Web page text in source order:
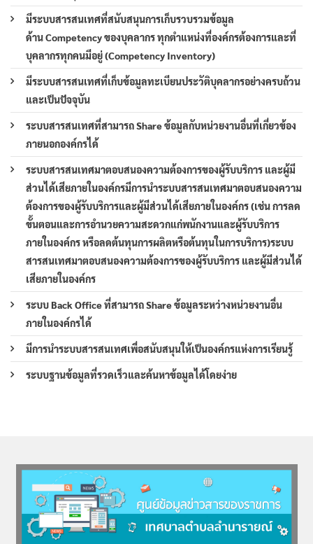
มีระบบสารสนเทศที่สนับสนุนการเก็บรวบรวมข้อมูล
ด้าน Competency ของบุคลากร ทุกตำแหน่งที่องค์กรต้องการและที่
บุคลากรทุกคนมีอยู่ (Competency Inventory)
มีระบบสารสนเทศที่เก็บข้อมูลทะเบียนประวัติบุคลากรอย่างครบถ้วน
และเป็นปัจจุบัน
ระบบสารสนเทศที่สามารถ Share ข้อมูลกับหน่วยงานอื่นที่เกี่ยวข้อง
ภายนอกองค์กรได้
ระบบสารสนเทศมาตอบสนองความต้องการของผู้รับบริการ และผู้มี
ส่วนได้เสียภายในองค์กรมีการนำระบบสารสนเทศมาตอบสนองความ
ต้องการของผู้รับบริการและผู้มีส่วนได้เสียภายในองค์กร (เช่น การลด
ขั้นตอนและการอำนวยความสะดวกแก่พนักงานและผู้รับบริการ
ภายในองค์กร หรือลดต้นทุนการผลิตหรือต้นทุนในการบริการ)ระบบ
สารสนเทศมาตอบสนองความต้องการของผู้รับบริการ และผู้มีส่วนได้
เสียภายในองค์กร
ระบบ Back Office ที่สามารถ Share ข้อมูลระหว่างหน่วยงานอื่น
ภายในองค์กรได้
มีการนำระบบสารสนเทศเพื่อสนับสนุนให้เป็นองค์กรแห่งการเรียนรู้
ระบบฐานข้อมูลที่รวดเร็วและค้นหาข้อมูลได้โดยง่าย